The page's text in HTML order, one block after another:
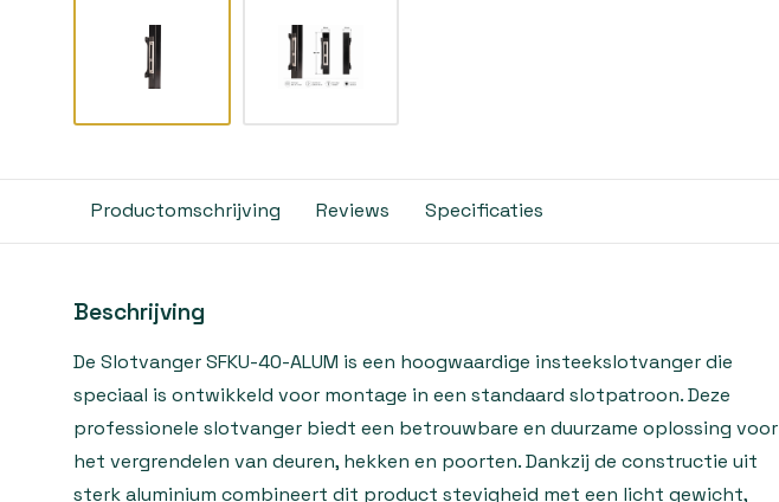
Productomschrijving Reviews Specificaties
Beschrijving
De Slotvanger SFKU-40-ALUM is een hoogwaardige insteekslotvanger die
speciaal is ontwikkeld voor montage in een standaard slotpatroon. Deze
professionele slotvanger biedt een betrouwbare en duurzame oplossing voor
het vergrendelen van deuren, hekken en poorten. Dankzij de constructie uit
sterk aluminium combineert dit product stevigheid met een licht gewicht,